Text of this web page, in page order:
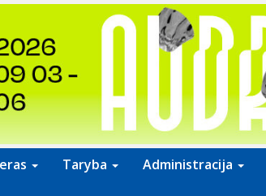
Taryba Administracija